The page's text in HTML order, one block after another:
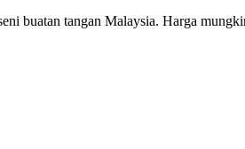
buatan tangan Malaysia. Harga